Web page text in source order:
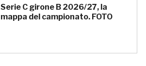
Serie C girone B 2026/27, la
mappa del campionato. FOTO